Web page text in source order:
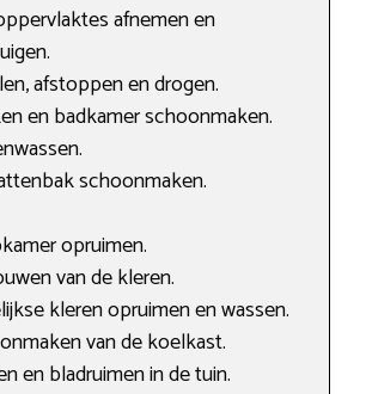
afnemen en
afstoppen en drogen.
en badkamer schoonmaken.
schoonmaken.
opruimen.
van de kleren.
kleren opruimen en wassen.
van de koelkast.
en bladruimen in de tuin.